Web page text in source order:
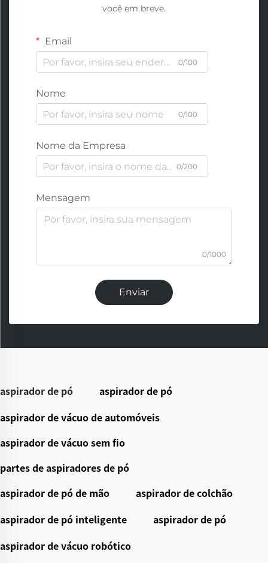
você em breve.
Email
0/100
Nome
0/100
Nome da Empresa
0/200
Mensagem
0/1000
Enviar
aspirador de pó
aspirador de pó
aspirador de vácuo de automóveis
aspirador de vácuo sem fio
partes de aspiradores de pó
aspirador de pó de mão
aspirador de colchão
aspirador de pó inteligente
aspirador de pó
aspirador de vácuo robótico